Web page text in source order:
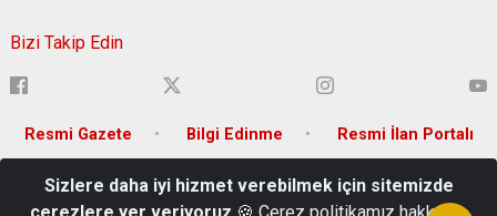
Bizi Takip Edin
Resmi Gazete Bilgi Edinme Resmi İlan Portalı
Adnan Menderes Mh. Musa Şahin Bulvarı No:106 P.K.: 80010
Sizlere daha iyi hizmet verebilmek için sitemizde